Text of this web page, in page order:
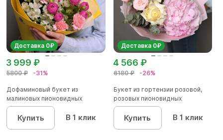
Доставка 0₽
5800 ₽ -31%
3 999 ₽
Дофаминовый букет из
малиновых пионовидных
кустовых роз...
Купить В 1 клик
Доставка 0₽
6180 ₽ -26%
4 566 ₽
Букет из гортензии розовой,
розовых пионовидных
кустовы...
Купить В 1 клик